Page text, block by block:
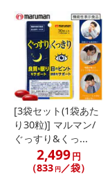
[3袋セット(1袋あた
り30粒)] マルマン/
ぐっすり&くっ...
2,499円
（833 円 ／袋）